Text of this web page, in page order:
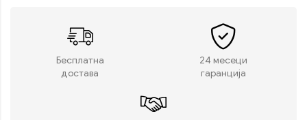
Бесплатна
достава
24 месеци
гаранција